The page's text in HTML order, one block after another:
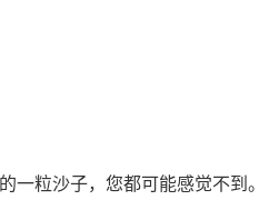
一粒沙子，您都可能感觉不到